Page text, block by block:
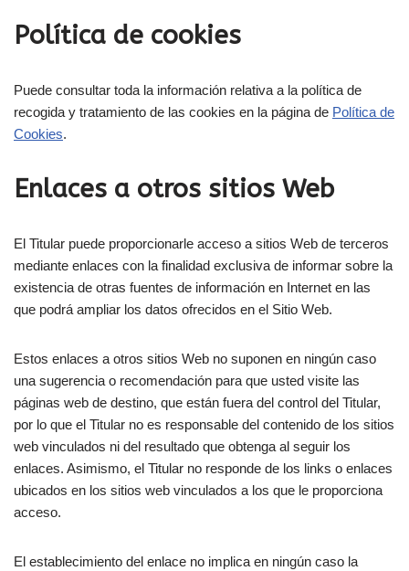
Política de cookies
Puede consultar toda la información relativa a la política de
recogida y tratamiento de las cookies en la página de Política de
Cookies.
Enlaces a otros sitios Web
El Titular puede proporcionarle acceso a sitios Web de terceros
mediante enlaces con la finalidad exclusiva de informar sobre la
existencia de otras fuentes de información en Internet en las
que podrá ampliar los datos ofrecidos en el Sitio Web.
Estos enlaces a otros sitios Web no suponen en ningún caso
una sugerencia o recomendación para que usted visite las
páginas web de destino, que están fuera del control del Titular,
por lo que el Titular no es responsable del contenido de los sitios
web vinculados ni del resultado que obtenga al seguir los
enlaces. Asimismo, el Titular no responde de los links o enlaces
ubicados en los sitios web vinculados a los que le proporciona
acceso.
El establecimiento del enlace no implica en ningún caso la